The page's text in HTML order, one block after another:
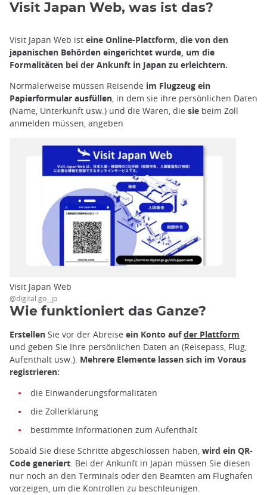
Visit Japan Web, was ist das?
Visit Japan Web ist eine Online-Plattform, die von den
japanischen Behörden eingerichtet wurde, um die
Formalitäten bei der Ankunft in Japan zu erleichtern.
Normalerweise müssen Reisende im Flugzeug ein
Papierformular ausfüllen, in dem sie ihre persönlichen Daten
(Name, Unterkunft usw.) und die Waren, die sie beim Zoll
anmelden müssen, angeben
Visit Japan Web
@digital.go_.jp
Wie funktioniert das Ganze?
Erstellen Sie vor der Abreise ein Konto aufder Plattform
und geben Sie Ihre persönlichen Daten an (Reisepass, Flug,
Aufenthalt usw.). Mehrere Elemente lassen sich im Voraus
registrieren:
die Einwanderungsformalitäten
die Zollerklärung
bestimmte Informationen zum Aufenthalt
Sobald Sie diese Schritte abgeschlossen haben, wird ein QR-
Code generiert. Bei der Ankunft in Japan müssen Sie diesen
nur noch an den Terminals oder den Beamten am Flughafen
vorzeigen, um die Kontrollen zu beschleunigen.